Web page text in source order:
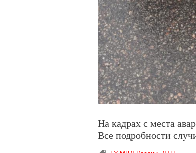
На кадрах с места
Все подробности